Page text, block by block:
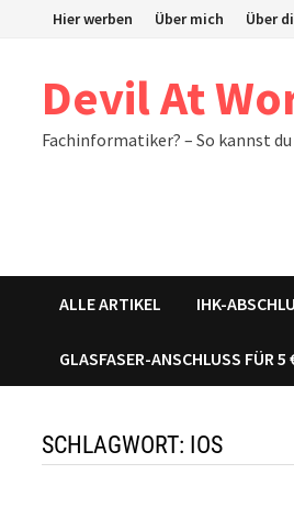
Hier werben Über mich Über
Devil At
Fachinformatiker? – So kannst
ALLE ARTIKEL IHK-
GLASFASER-ANSCHLUSS FÜR 5
SCHLAGWORT: IOS